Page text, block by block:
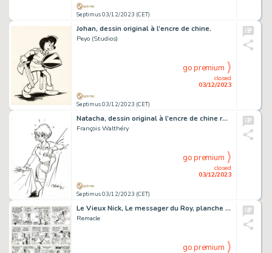
Septimus 03/12/2023 (CET)
Johan, dessin original à l’encre de chine.
Peyo (Studios)
Septimus 03/12/2023 (CET)
closed
03/12/2023
go premium
Natacha, dessin original à l’encre de chine réalisé en 1986 (cachet de Walthéry au verso).
François Walthéry
Septimus 03/12/2023 (CET)
closed
03/12/2023
go premium
Le Vieux Nick, Le messager du Roy, planche originale à l’encre de chine.
Remacle
go premium